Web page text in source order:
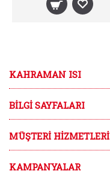
KAHRAMAN ISI
BILGI SAYFALARI
MÜŞTERI HIZMETLERI
KAMPANYALAR